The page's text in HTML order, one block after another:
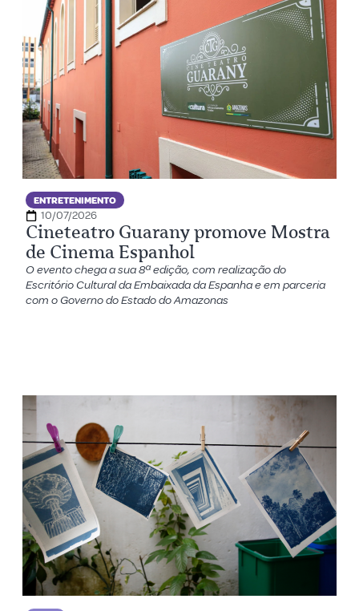
ENTRETENIMENTO
10/07/2026
Cineteatro Guarany promove Mostra
de Cinema Espanhol
O evento chega a sua 8ª edição, com realização do
Escritório Cultural da Embaixada da Espanha e em parceria
com o Governo do Estado do Amazonas